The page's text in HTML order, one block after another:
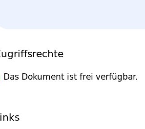
Das Dokument ist frei verfügbar.